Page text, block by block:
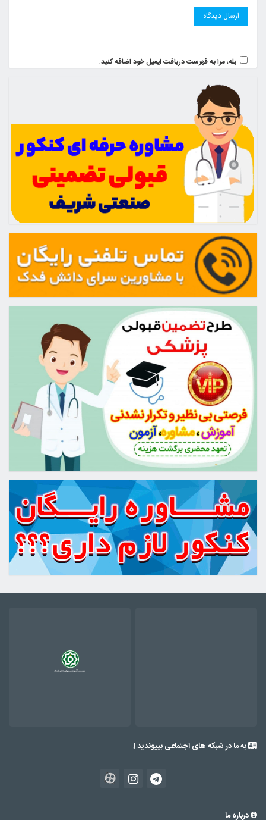
بله، مرا به فهرست دریافت ایمیل خود اضافه کنید.
به ما در شبکه های اجتماعی بپیوندید !
درباره ما